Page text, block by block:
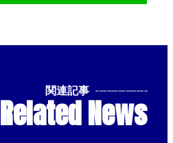
関連記事 --------------
Related News